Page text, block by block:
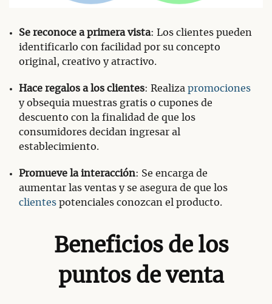
Se reconoce a primera vista: Los clientes pueden
identificarlo con facilidad por su concepto
original, creativo y atractivo.
Hace regalos a los clientes: Realiza promociones
y obsequia muestras gratis o cupones de
descuento con la finalidad de que los
consumidores decidan ingresar al
establecimiento.
Promueve la interacción: Se encarga de
aumentar las ventas y se asegura de que los
clientes potenciales conozcan el producto.
Beneficios de los
puntos de venta